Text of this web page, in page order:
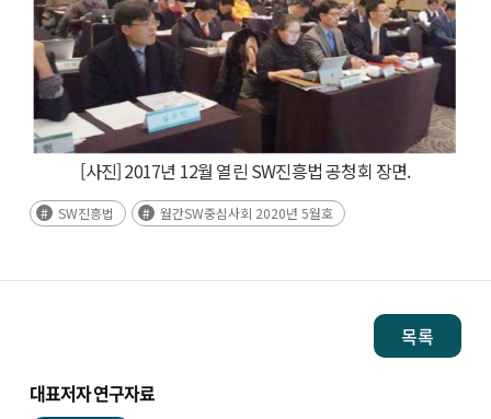
[사진] 2017년 12월 열린 SW진흥법 공청회 장면.
SW진흥법 월간SW중심사회 2020년 5월호
목록
대표저자 연구자료